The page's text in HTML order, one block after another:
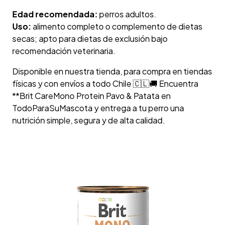
Edad recomendada:perros adultos.
Uso:alimento completo o complemento de dietas
secas; apto para dietas de exclusión bajo
recomendación veterinaria.
Disponible en nuestra tienda, para compra en tiendas
físicas y con envíos a todo Chile 🇨🇱🚚 Encuentra
**Brit CareMono Protein Pavo & Patata en
TodoParaSuMascota y entrega a tu perro una
nutrición simple, segura y de alta calidad.